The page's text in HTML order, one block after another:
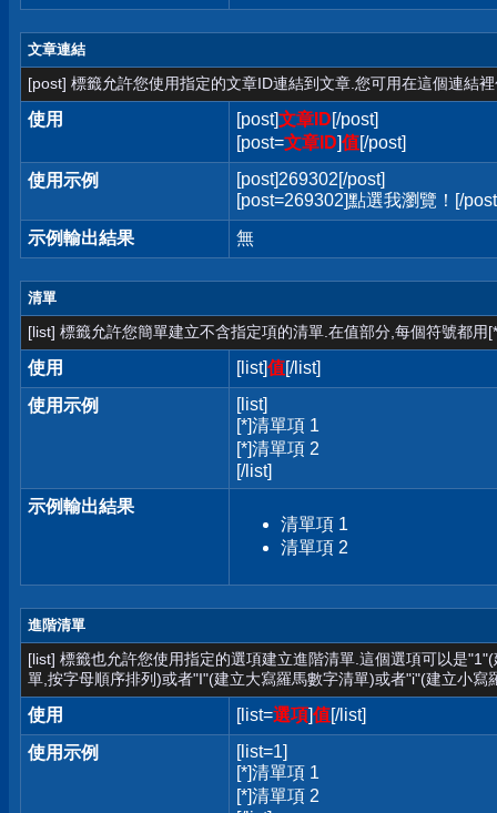
文章連結
[post] 標籤允許您使用指定的文章ID連結到文章.您可用在這個連結
使用 [post]文章ID[/post]
[post=文章ID]值[/post]
使用示例
[post]269302[/post]
[post=269302]點選我瀏覽！[/
示例輸出結果
無
清單
[list] 標籤允許您簡單建立不含指定項的清單.在值部分,每個符號都用
使用 [list]值[/list]
使用示例
[list]
[*]清單項 1
[*]清單項 2
[/list]
示例輸出結果
清單項 1
清單項 2
進階清單
[list] 標籤也允許您使用指定的選項建立進階清單.這個選項可以是
單,按字母順序排列)或者"I"(建立大寫羅馬數字清單)或者"i"(建立小寫
使用 [list=選項]值[/list]
使用示例
[list=1]
[*]清單項 1
[*]清單項 2